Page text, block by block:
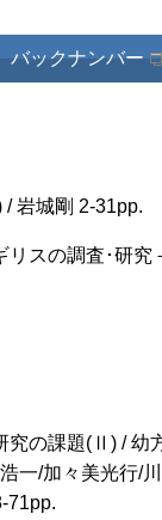
バックナンバー
岩城剛 2-31pp.
リスの調査･研究
究の課題(Ⅱ) / 幼
一/加々美光行/
71pp.